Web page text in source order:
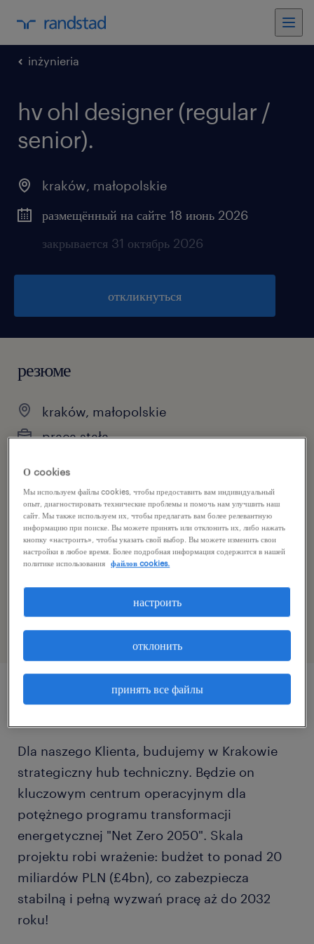
inżynieria
hv ohl designer (regular /
senior).
kraków, małopolskie
размещённый на сайте 18 июнь 2026
закрывается 31 октябрь 2026
откликнуться
резюме
kraków, małopolskie
praca stała
специальность
inżynieria
описание должности
Dla naszego Klienta, budujemy w Krakowie
strategiczny hub techniczny. Będzie on
kluczowym centrum operacyjnym dla
potężnego programu transformacji
energetycznej "Net Zero 2050". Skala
projektu robi wrażenie: budżet to ponad 20
miliardów PLN (£4bn), co zabezpiecza
stabilną i pełną wyzwań pracę aż do 2032
roku!
О cookies
Мы используем файлы cookies, чтобы предоставить вам индивидуальный
опыт, диагностировать технические проблемы и помочь нам улучшить наш
сайт. Мы также используем их, чтобы предлагать вам более релевантную
информацию при поиске. Вы можете принять или отклонить их, либо нажать
кнопку «настроить», чтобы указать свой выбор. Вы можете изменить свои
настройки в любое время. Более подробная информация содержится в нашей
политике использования
файлов cookies.
принять все файлы
отклонить
настроить